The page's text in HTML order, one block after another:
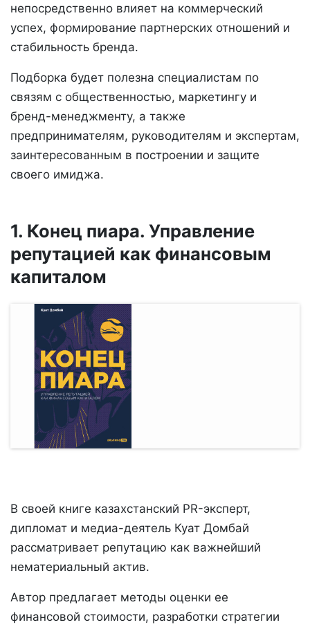
непосредственно влияет на коммерческий
успех, формирование партнерских отношений и
стабильность бренда.
Подборка будет полезна специалистам по
связям с общественностью, маркетингу и
бренд-менеджменту, а также
предпринимателям, руководителям и экспертам,
заинтересованным в построении и защите
своего имиджа.
1. Конец пиара. Управление
репутацией как финансовым
капиталом
В своей книге казахстанский PR-эксперт,
дипломат и медиа-деятель Куат Домбай
рассматривает репутацию как важнейший
нематериальный актив.
Автор предлагает методы оценки ее
финансовой стоимости, разработки стратегии